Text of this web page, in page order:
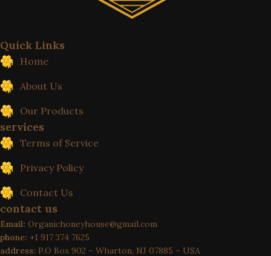
Quick Links
Home
About Us
Our Products
services
Terms of Service
Privacy Policy
Contact Us
contact us
Email: Organichoneyhouse@gmail.com
phone: +1 917 374 7625
address: P.O Box 902 – Wharton, NJ 07885 – USA